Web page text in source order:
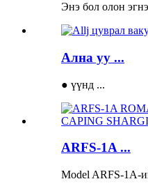
Энэ бол олон
Ална уу ...
● үүнд ...
ARFS-1A ...
Model ARFS-1A-